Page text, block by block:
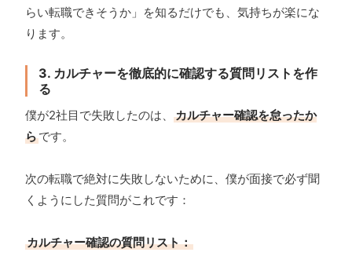
らい転職できそうか」を知るだけでも、気持ちが楽にな
ります。
3. カルチャーを徹底的に確認する質問リストを作
る
僕が2社目で失敗したのは、
カルチャー確認を怠ったか
らです。
次の転職で絶対に失敗しないために、僕が面接で必ず聞
くようにした質問がこれです：
カルチャー確認の質問リスト：